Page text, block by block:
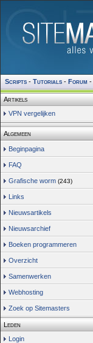
Scripts - Tutorials - Forum -
Artikels
VPN vergelijken
Algemeen
Beginpagina
FAQ
Grafische worm (243)
Links
Nieuwsartikels
Nieuwsarchief
Boeken programmeren
Overzicht
Samenwerken
Webhosting
Zoek op Sitemasters
Leden
Login